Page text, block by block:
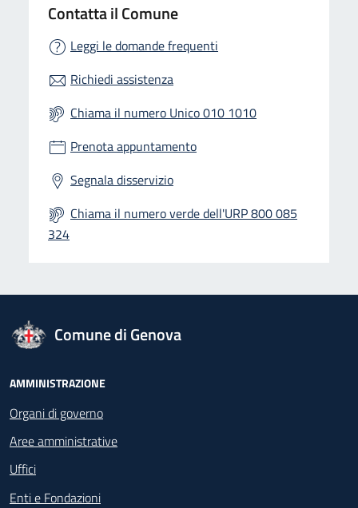
Contatta il Comune
Leggi le domande frequenti
Richiedi assistenza
Chiama il numero Unico 010 1010
Prenota appuntamento
Segnala disservizio
Chiama il numero verde dell'URP 800 085
324
logo Unione Europea
Comune di Genova
Footer - Navigazione
AMMINISTRAZIONE
Organi di governo
Aree amministrative
Uffici
Enti e Fondazioni